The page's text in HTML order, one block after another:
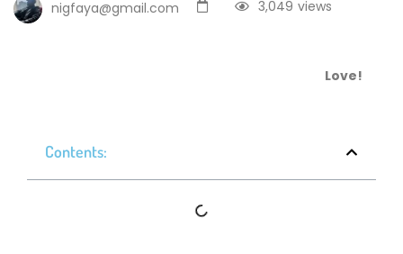
nigfaya@gmail.com views
3,049
Love!
Contents: